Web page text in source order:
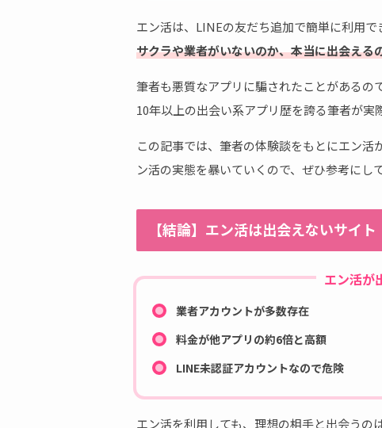
エン活は、LINEの友だち追加で簡単に利用で
サクラや業者がいないのか、本当に出会える
筆者も悪質なアプリに騙されたことがあるの
10年以上の出会い系アプリ歴を誇る筆者が実
この記事では、筆者の体験談をもとにエン
ン活の実態を暴いていくので、ぜひ参考にし
【結論】エン活は出会えないサイト
エン活が
業者アカウントが多数存在
料金が他アプリの約6倍と高額
LINE未認証アカウントなので危険
エン活を利用しても、理想の相手と出会うの